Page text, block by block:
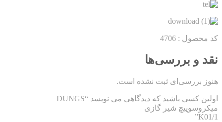
کد محصول : 4706
نقد و بررسی‌ها
هنوز بررسی‌ای ثبت نشده است.
اولین کسی باشید که دیدگاهی می نویسد “DUNGS
میکروسوییچ شیر گازی
K01/1”